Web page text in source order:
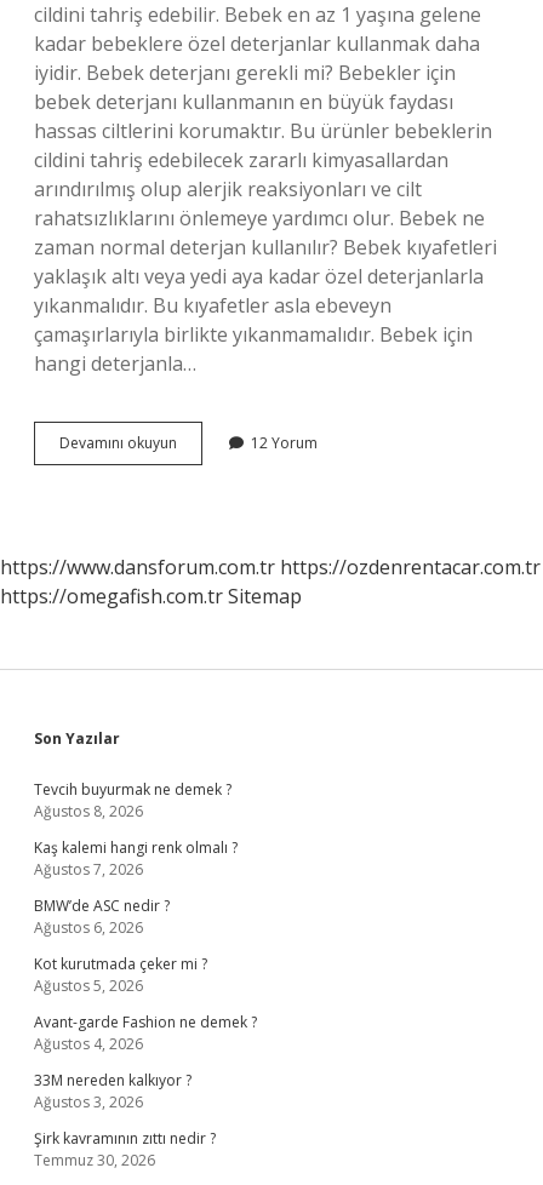
cildini tahriş edebilir. Bebek en az 1 yaşına gelene
kadar bebeklere özel deterjanlar kullanmak daha
iyidir. Bebek deterjanı gerekli mi? Bebekler için
bebek deterjanı kullanmanın en büyük faydası
hassas ciltlerini korumaktır. Bu ürünler bebeklerin
cildini tahriş edebilecek zararlı kimyasallardan
arındırılmış olup alerjik reaksiyonları ve cilt
rahatsızlıklarını önlemeye yardımcı olur. Bebek ne
zaman normal deterjan kullanılır? Bebek kıyafetleri
yaklaşık altı veya yedi aya kadar özel deterjanlarla
yıkanmalıdır. Bu kıyafetler asla ebeveyn
çamaşırlarıyla birlikte yıkanmamalıdır. Bebek için
hangi deterjanla…
Devamını okuyun
Deterjanı
12 Yorum
https://www.dansforum.com.tr https://ozdenrentacar.com.tr
https://omegafish.com.trSitemap
Sidebar
Son Yazılar
Tevcih buyurmak ne demek ?
Ağustos 8, 2026
Kaş kalemi hangi renk olmalı ?
Ağustos 7, 2026
BMW’de ASC nedir ?
Ağustos 6, 2026
Kot kurutmada çeker mi ?
Ağustos 5, 2026
Avant-garde Fashion ne demek ?
Ağustos 4, 2026
33M nereden kalkıyor ?
Ağustos 3, 2026
Şirk kavramının zıttı nedir ?
Temmuz 30, 2026